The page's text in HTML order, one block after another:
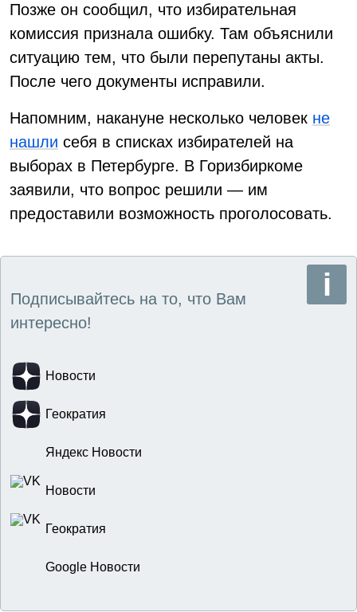
Позже он сообщил, что избирательная
комиссия признала ошибку. Там объяснили
ситуацию тем, что были перепутаны акты.
После чего документы исправили.
Напомним, накануне несколько человек не
нашли себя в списках избирателей на
выборах в Петербурге. В Горизбиркоме
заявили, что вопрос решили — им
предоставили возможность проголосовать.
Подписывайтесь на то, что Вам
интересно!
Новости
Геократия
Яндекс Новости
Новости
Геократия
Google Новости